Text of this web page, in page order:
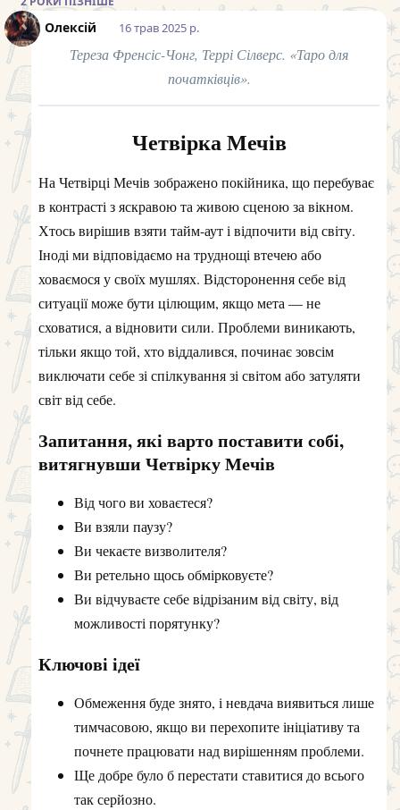
Олексій 16 трав 2025 р.
Тереза Френсіс-Чонг, Террі Сілверс. «Таро для
початківців».
Четвірка Мечів
На Четвірці Мечів зображено покійника, що перебуває
в контрасті з яскравою та живою сценою за вікном.
Хтось вирішив взяти тайм-аут і відпочити від світу.
Іноді ми відповідаємо на труднощі втечею або
ховаємося у своїх мушлях. Відсторонення себе від
ситуації може бути цілющим, якщо мета — не
сховатися, а відновити сили. Проблеми виникають,
тільки якщо той, хто віддалився, починає зовсім
виключати себе зі спілкування зі світом або затуляти
світ від себе.
Запитання, які варто поставити собі,
витягнувши Четвірку Мечів
Від чого ви ховаєтеся?
Ви взяли паузу?
Ви чекаєте визволителя?
Ви ретельно щось обмірковуєте?
Ви відчуваєте себе відрізаним від світу, від
можливості порятунку?
Ключові ідеї
Обмеження буде знято, і невдача виявиться лише
тимчасовою, якщо ви перехопите ініціативу та
почнете працювати над вирішенням проблеми.
Ще добре було б перестати ставитися до всього
так серйозно.